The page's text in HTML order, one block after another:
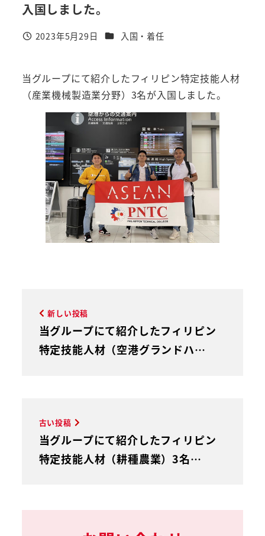
入国しました。
投稿日
2023年5月29日 カテゴリー
入国・着任
当グループにて紹介したフィリピン特定技能人材
（産業機械製造業分野）3名が入国しました。
古い投稿
当グループにて紹介したフィリピン
特定技能人材（耕種農業）3名…
新しい投稿
当グループにて紹介したフィリピン
特定技能人材（空港グランドハ…